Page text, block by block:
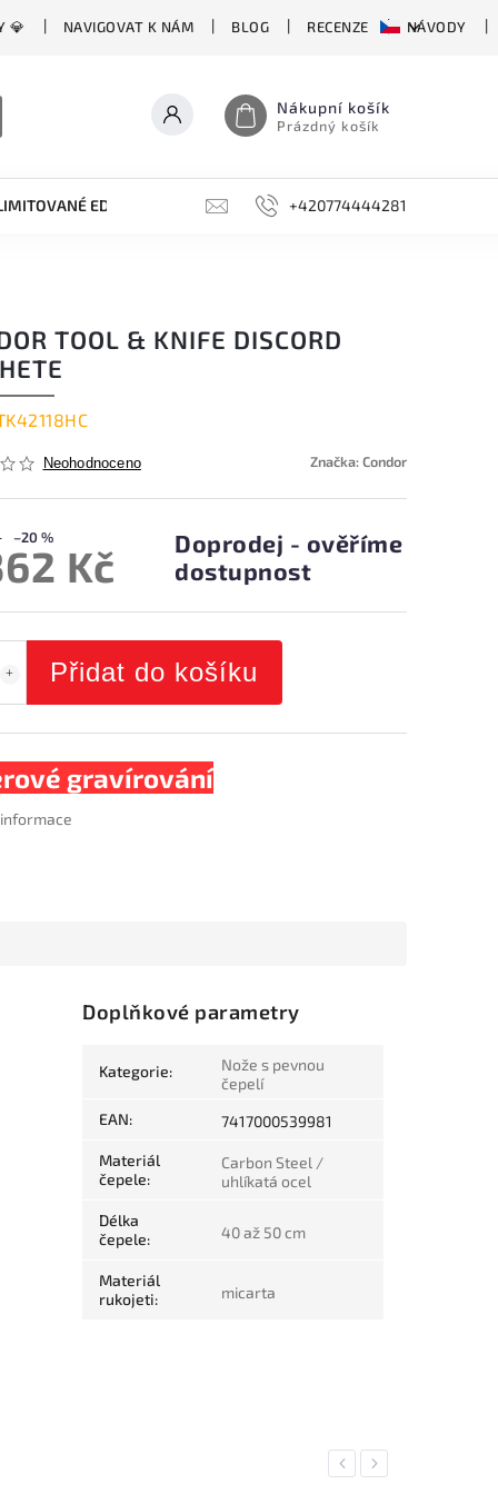
💎 NAVIGOVAT K NÁM BLOG RECENZE NÁVODY
Nákupní košík
Prázdný košík
EDICE BROUSKY, BRUSKY, OCÍLKY
+420774444281
TOOL & KNIFE DISCORD
Neohodnoceno Značka:Condor
–20 %
Kč
Doprodej - ověříme
dostupnost
Přidat do košíku
gravírování
Doplňkové parametry
Kategorie:
Nože s pevnou
čepelí
EAN: 7417000539981
Materiál
čepele:
Carbon Steel /
uhlíkatá ocel
Délka
čepele: 40 až 50 cm
Materiál
rukojeti: micarta
Previous
Next